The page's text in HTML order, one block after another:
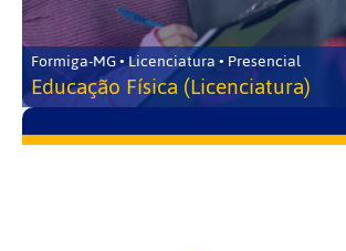
Formiga-MG • Licenciatura • Presencial
Educação Física (Licenciatura)